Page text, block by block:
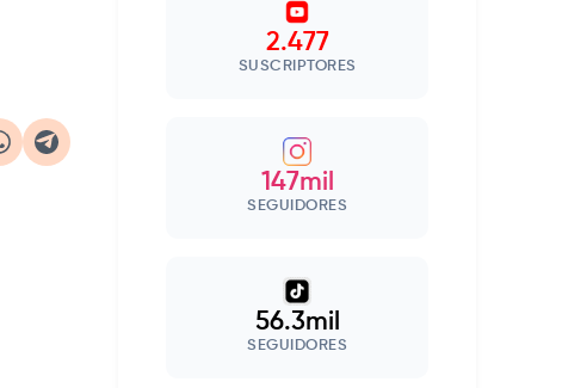
2.477
SUSCRIPTORES
147mil
SEGUIDORES
56.3mil
SEGUIDORES